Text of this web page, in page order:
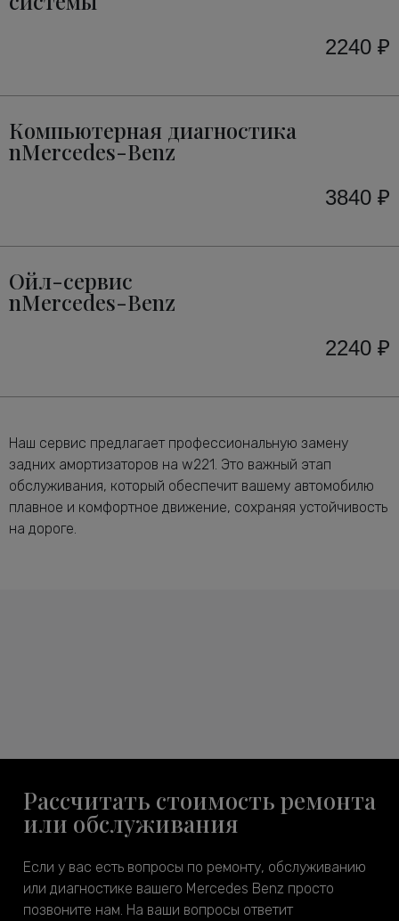
2240 ₽
Компьютерная диагностика
nMercedes-Benz
3840 ₽
Ойл-сервис
nMercedes-Benz
2240 ₽
Наш сервис предлагает профессиональную замену
задних амортизаторов на w221. Это важный этап
обслуживания, который обеспечит вашему автомобилю
плавное и комфортное движение, сохраняя устойчивость
на дороге.
Рассчитать стоимость ремонта
или обслуживания
Если у вас есть вопросы по ремонту, обслуживанию
или диагностике вашего Mercedes Benz просто
позвоните нам. На ваши вопросы ответит